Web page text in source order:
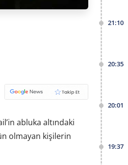
abluka altındaki
olmayan kişilerin
21:10
20:35
20:01
19:37